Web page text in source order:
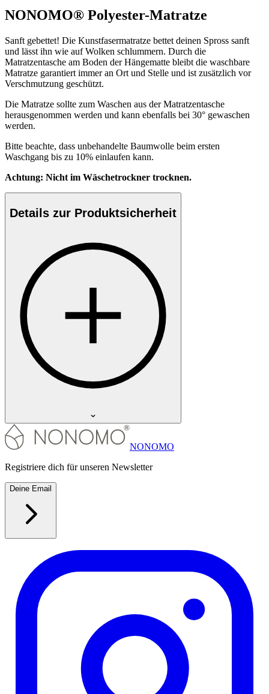
NONOMO® Polyester-Matratze
Sanft gebettet! Die Kunstfasermatratze bettet deinen Spross sanft
und lässt ihn wie auf Wolken schlummern. Durch die
Matratzentasche am Boden der Hängematte bleibt die waschbare
Matratze garantiert immer an Ort und Stelle und ist zusätzlich vor
Verschmutzung geschützt.
Die Matratze sollte zum Waschen aus der Matratzentasche
herausgenommen werden und kann ebenfalls bei 30° gewaschen
werden.
Bitte beachte, dass unbehandelte Baumwolle beim ersten
Waschgang bis zu 10% einlaufen kann.
Achtung: Nicht im Wäschetrockner trocknen.
Details zur Produktsicherheit
NONOMO
Registriere dich für unseren Newsletter
Deine Email